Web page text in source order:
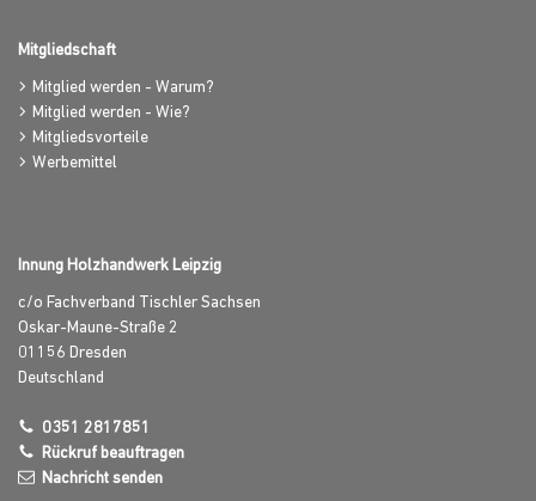
Mitgliedschaft
Mitglied werden - Warum?
Mitglied werden - Wie?
Mitgliedsvorteile
Werbemittel
Innung Holzhandwerk Leipzig
c/o Fachverband Tischler Sachsen
Oskar-Maune-Straße 2
01156 Dresden
Deutschland
0351 2817851
Rückruf beauftragen
Nachricht senden